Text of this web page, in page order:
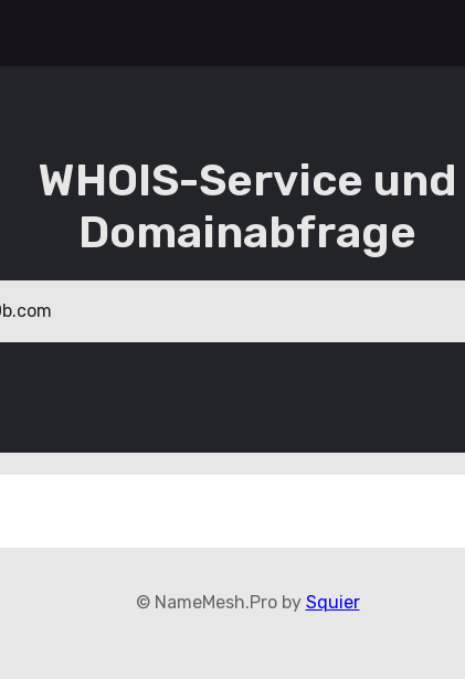
WHOIS-Service und
Domainabfrage
© NameMesh.Pro by Squier